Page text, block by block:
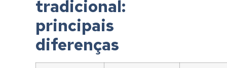
tradicional:
principais
diferenças